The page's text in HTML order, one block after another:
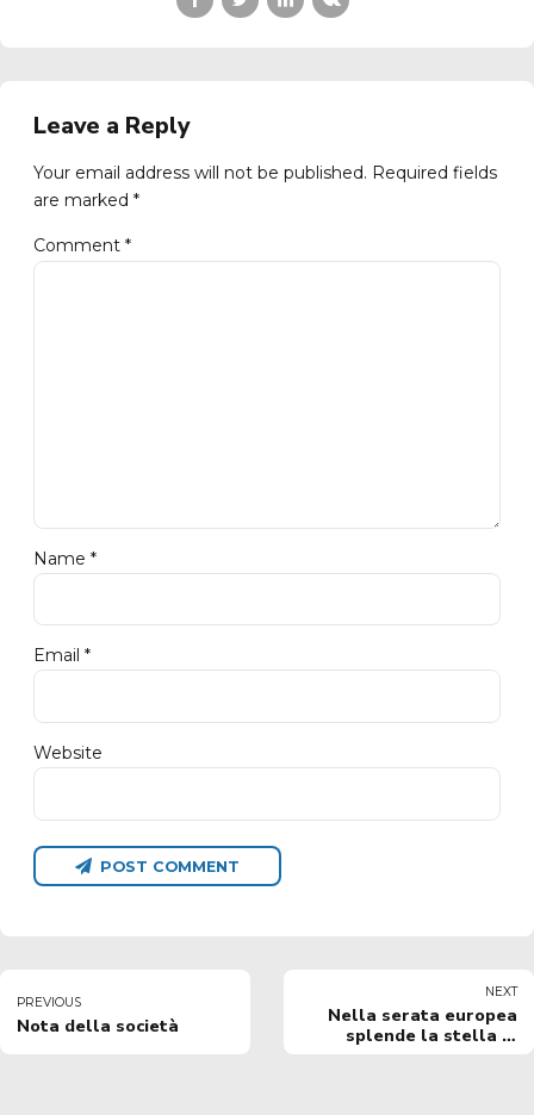
Leave a Reply
Your email address will not be published. Required fields
are marked *
Comment *
Name *
Email *
Website
POST COMMENT
PREVIOUS
Nota della società
NEXT
Nella serata europea
splende la stella di